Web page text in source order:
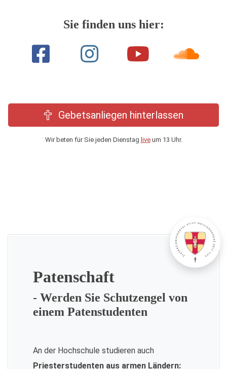
Sie finden uns hier:
Gebetsanliegen hinterlassen
Wir beten für Sie jeden Dienstag liveum 13 Uhr.
Patenschaft
- Werden Sie Schutzengel von
einem Patenstudenten
An der Hochschule studieren auch
Priesterstudenten aus armen Ländern: